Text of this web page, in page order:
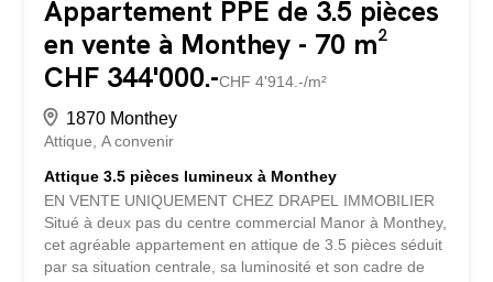
Appartement PPE de 3.5 pièces
en vente à Monthey - 70 m²
CHF 344'000.-CHF 4'914.-/m²
1870 Monthey
Attique A convenir
Attique 3.5 pièces lumineux à Monthey
EN VENTE UNIQUEMENT CHEZ DRAPEL IMMOBILIER
Situé à deux pas du centre commercial Manor à Monthey,
cet agréable appartement en attique de 3.5 pièces séduit
par sa situation centrale, sa luminosité et son cadre de